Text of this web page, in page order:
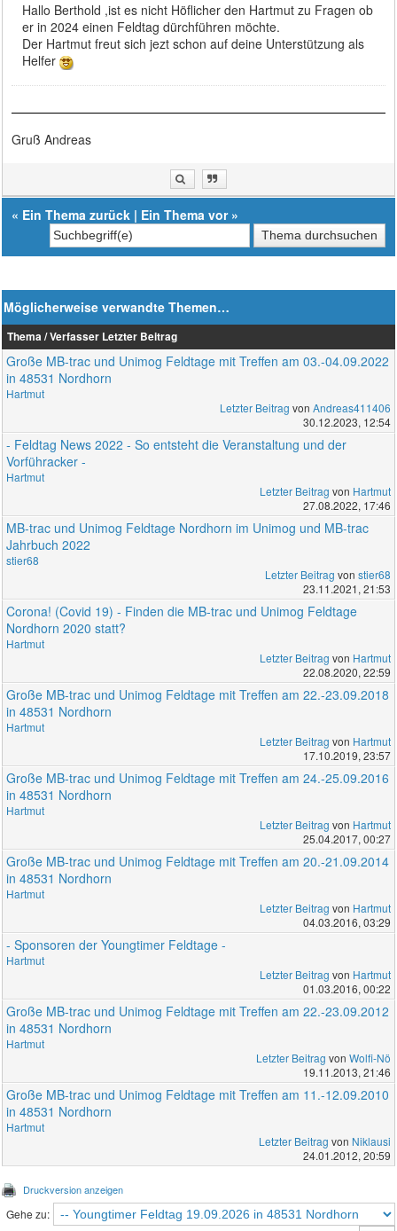
Hallo Berthold ,ist es nicht Höflicher den Hartmut zu Fragen ob
er in 2024 einen Feldtag dürchführen möchte.
Der Hartmut freut sich jezt schon auf deine Unterstützung als
Helfer
Gruß Andreas
« Ein Thema zurück | Ein Thema vor»
Möglicherweise verwandte Themen…
Thema / Verfasser Letzter Beitrag
Große MB-trac und Unimog Feldtage mit Treffen am 03.-04.09.2022
in 48531 Nordhorn
Hartmut
Letzter Beitrag von Andreas411406
30.12.2023, 12:54
- Feldtag News 2022 - So entsteht die Veranstaltung und der
Vorführacker -
Hartmut
Letzter Beitrag von Hartmut
27.08.2022, 17:46
MB-trac und Unimog Feldtage Nordhorn im Unimog und MB-trac
Jahrbuch 2022
stier68
Letzter Beitrag von stier68
23.11.2021, 21:53
Corona! (Covid 19) - Finden die MB-trac und Unimog Feldtage
Nordhorn 2020 statt?
Hartmut
Letzter Beitrag von Hartmut
22.08.2020, 22:59
Große MB-trac und Unimog Feldtage mit Treffen am 22.-23.09.2018
in 48531 Nordhorn
Hartmut
Letzter Beitrag von Hartmut
17.10.2019, 23:57
Große MB-trac und Unimog Feldtage mit Treffen am 24.-25.09.2016
in 48531 Nordhorn
Hartmut
Letzter Beitrag von Hartmut
25.04.2017, 00:27
Große MB-trac und Unimog Feldtage mit Treffen am 20.-21.09.2014
in 48531 Nordhorn
Hartmut
Letzter Beitrag von Hartmut
04.03.2016, 03:29
- Sponsoren der Youngtimer Feldtage -
Hartmut
Letzter Beitrag von Hartmut
01.03.2016, 00:22
Große MB-trac und Unimog Feldtage mit Treffen am 22.-23.09.2012
in 48531 Nordhorn
Hartmut
Letzter Beitrag von Wolfi-Nö
19.11.2013, 21:46
Große MB-trac und Unimog Feldtage mit Treffen am 11.-12.09.2010
in 48531 Nordhorn
Hartmut
Letzter Beitrag von Niklausi
24.01.2012, 20:59
Druckversion anzeigen
Gehe zu: